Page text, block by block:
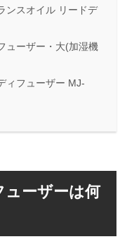
ンスオイル リードデ
ューザー・大(加湿機
ィフューザー MJ-
ューザーは何